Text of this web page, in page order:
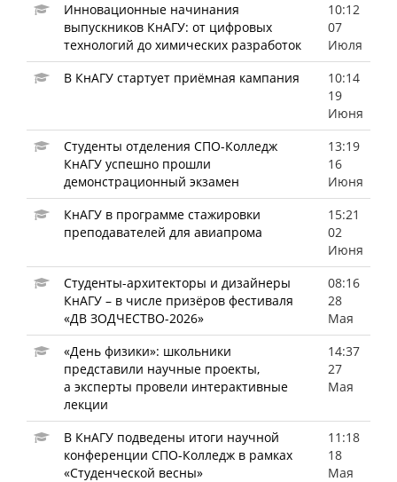
Инновационные начинания
выпускников КнАГУ: от цифровых
технологий до химических разработок
10:12
07
Июля
В КнАГУ стартует приёмная кампания
10:14
19
Июня
Студенты отделения СПО-Колледж
КнАГУ успешно прошли
демонстрационный экзамен
13:19
16
Июня
КнАГУ в программе стажировки
преподавателей для авиапрома
15:21
02
Июня
Студенты-архитекторы и дизайнеры
КнАГУ – в числе призёров фестиваля
«ДВ ЗОДЧЕСТВО-2026»
08:16
28
Мая
«День физики»: школьники
представили научные проекты,
а эксперты провели интерактивные
лекции
14:37
27
Мая
В КнАГУ подведены итоги научной
конференции СПО-Колледж в рамках
«Студенческой весны»
11:18
18
Мая